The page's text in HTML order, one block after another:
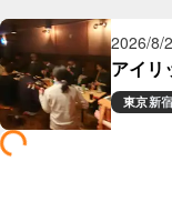
2026/8/
アイリ
東京新